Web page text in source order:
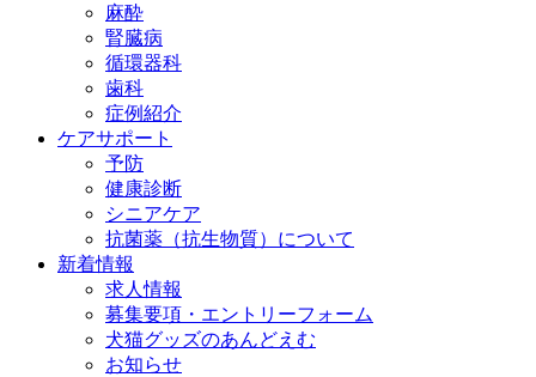
麻酔
腎臓病
循環器科
歯科
症例紹介
ケアサポート
予防
健康診断
シニアケア
抗菌薬（抗生物質）について
新着情報
求人情報
募集要項・エントリーフォーム
犬猫グッズのあんどえむ
お知らせ